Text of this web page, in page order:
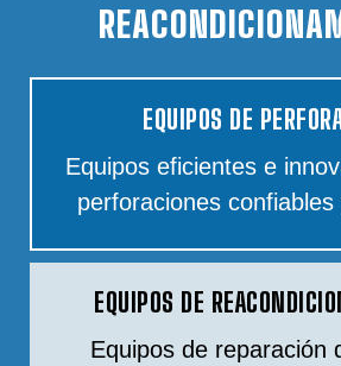
EQUIPOS DE
Equipos eficientes e
perforaciones confiables
EQUIPOS DE
Equipos de reparación